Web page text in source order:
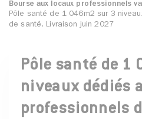
Bourse aux locaux professionnels
Pôle santé de 1 046m2 sur 3
de santé. Livraison juin 2027
Pôle santé de 1
niveaux dédiés
professionnels